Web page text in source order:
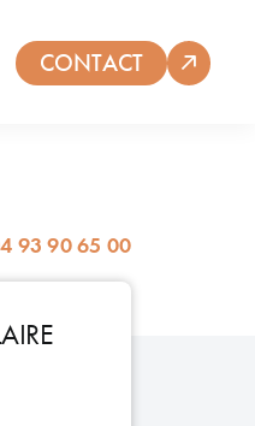
CONTACT
93 90 65 00